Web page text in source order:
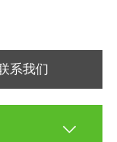
系我们